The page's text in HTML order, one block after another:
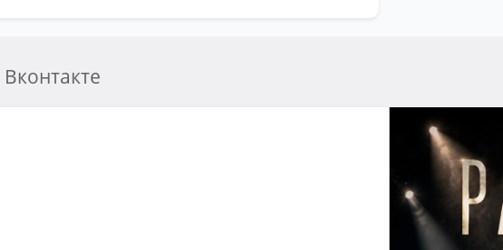
Вконтакте